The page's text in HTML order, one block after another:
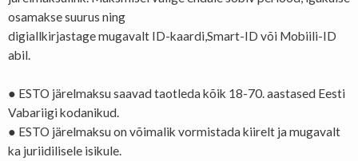
osamakse suurus ning
digiallkirjastage mugavalt ID-kaardi,Smart-ID või Mobiili-ID
abil.
● ESTO järelmaksu saavad taotleda kõik 18-70. aastased Eesti
Vabariigi kodanikud.
● ESTO järelmaksu on võimalik vormistada kiirelt ja mugavalt
ka juriidilisele isikule.